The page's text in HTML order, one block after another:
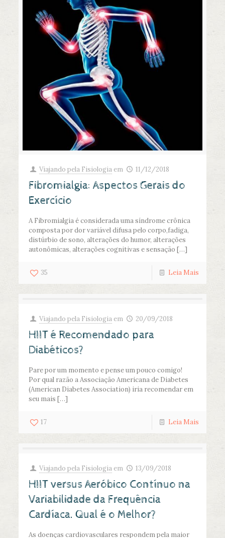
Viajando pela Fisiologia em 11/12/2018
Fibromialgia: Aspectos Gerais do
Exercício
A Fibromialgia é considerada uma síndrome crônica
composta por dor variável difusa pelo corpo,fadiga,
distúrbio de sono, alterações do humor, alterações
autonômicas, alterações cognitivas e sensação […]
35 Leia Mais
Viajando pela Fisiologia em 20/09/2018
HIIT é Recomendado para
Diabéticos?
Pare por um momento e pense um pouco comigo!
Por qual razão a Associação Americana de Diabetes
(American Diabetes Association) iria recomendar em
seu mais […]
17 Leia Mais
Viajando pela Fisiologia em 13/09/2018
HIIT versus Aeróbico Contínuo na
Variabilidade da Frequência
Cardíaca. Qual é o Melhor?
As doenças cardiovasculares respondem pela maior